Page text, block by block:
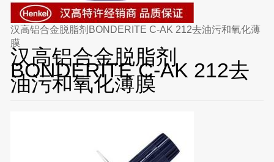
汉高铝合金脱脂剂BONDERITE C-AK 212去油污和氧化薄
膜
汉高铝合金脱脂剂
BONDERITE C-AK 212去
油污和氧化薄膜